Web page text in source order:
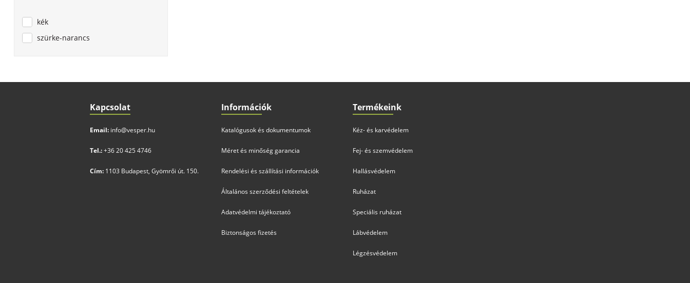
kék
szürke-narancs
Kapcsolat
Email: info@vesper.hu
Tel.:+36 20 425 4746
Cím: 1103 Budapest, Gyömrői út. 150.
Információk
Katalógusok és dokumentumok
Méret és minőség garancia
Rendelési és szállítási információk
Általános szerződési feltételek
Adatvédelmi tájékoztató
Biztonságos fizetés
Termékeink
Kéz- és karvédelem
Fej- és szemvédelem
Hallásvédelem
Ruházat
Speciális ruházat
Lábvédelem
Légzésvédelem